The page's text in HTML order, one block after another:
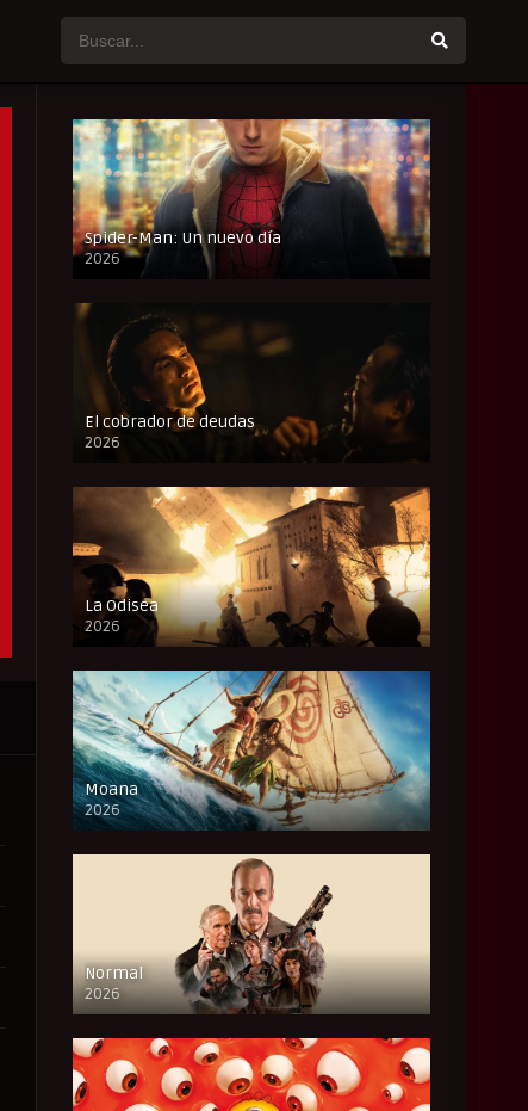
Spider-Man: Un nuevo día
2026
CAM
El cobrador de deudas
2026
FULL HD
La Odisea
2026
CAM
Moana
2026
CAM
Normal
2026
FULL HD